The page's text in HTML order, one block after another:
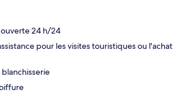
24 h/24
pour les visites touristiques ou l'achat